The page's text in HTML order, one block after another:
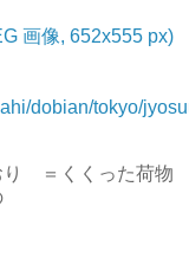
画像, 652x555 px)
dobian/tokyo/
＝くくった荷物